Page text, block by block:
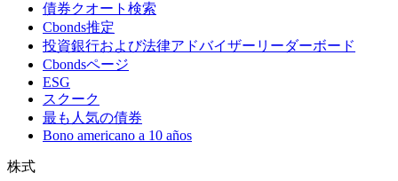
債券クオート検索
Cbonds推定
投資銀行および法律アドバイザーリーダーボード
Cbondsページ
ESG
スクーク
最も人気の債券
Bono americano a 10 años
株式